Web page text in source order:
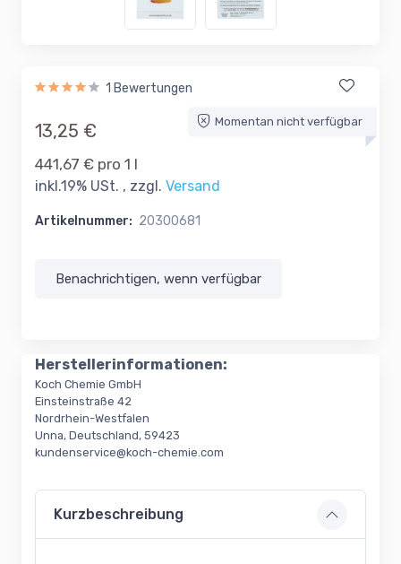
1 Bewertungen
Momentan nicht verfügbar
13,25 €
441,67 € pro 1 l
inkl.19% USt. , zzgl. Versand
Artikelnummer: 20300681
Benachrichtigen, wenn verfügbar
Herstellerinformationen:
Koch Chemie GmbH
Einsteinstraße 42
Nordrhein-Westfalen
Unna, Deutschland, 59423
kundenservice@koch-chemie.com
Kurzbeschreibung